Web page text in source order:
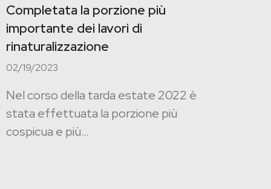
Completata la porzione più
importante dei lavori di
rinaturalizzazione
02/19/2023
Nel corso della tarda estate 2022 è
stata effettuata la porzione più
cospicua e più…